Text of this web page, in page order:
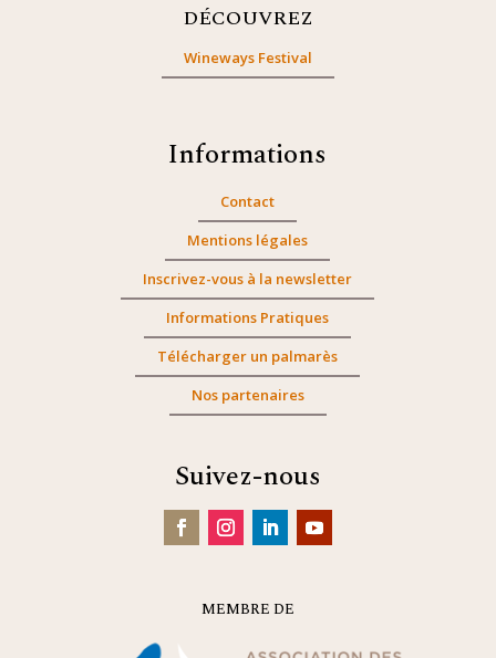
DÉCOUVREZ
Wineways Festival
Informations
Contact
Mentions légales
Inscrivez-vous à la newsletter
Informations Pratiques
Télécharger un palmarès
Nos partenaires
Suivez-nous
MEMBRE DE